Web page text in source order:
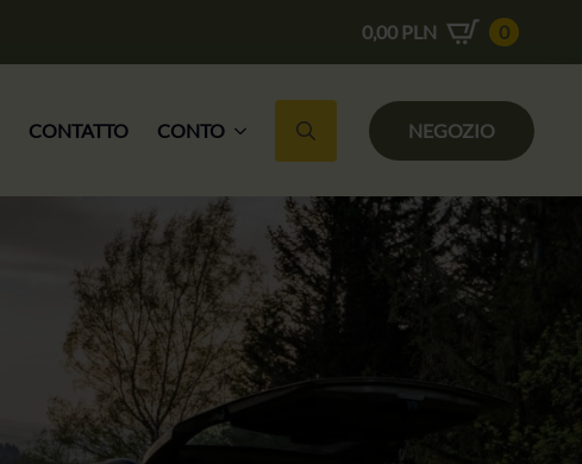
0,00 PLN 0
CONTATTO
CONTO
Ricerca per:
NEGOZIO